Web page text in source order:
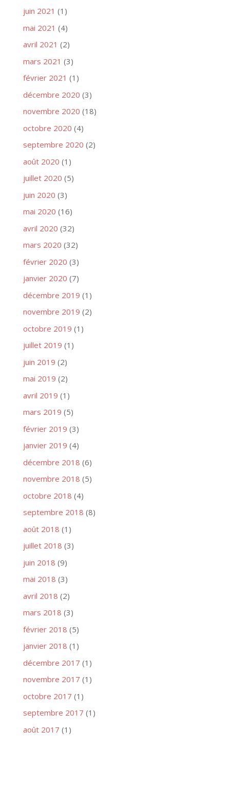
juin 2021 (1)
mai 2021 (4)
avril 2021 (2)
mars 2021 (3)
février 2021 (1)
décembre 2020 (3)
novembre 2020 (18)
octobre 2020 (4)
septembre 2020 (2)
août 2020 (1)
juillet 2020 (5)
juin 2020 (3)
mai 2020 (16)
avril 2020 (32)
mars 2020 (32)
février 2020 (3)
janvier 2020 (7)
décembre 2019 (1)
novembre 2019 (2)
octobre 2019 (1)
juillet 2019 (1)
juin 2019 (2)
mai 2019 (2)
avril 2019 (1)
mars 2019 (5)
février 2019 (3)
janvier 2019 (4)
décembre 2018 (6)
novembre 2018 (5)
octobre 2018 (4)
septembre 2018 (8)
août 2018 (1)
juillet 2018 (3)
juin 2018 (9)
mai 2018 (3)
avril 2018 (2)
mars 2018 (3)
février 2018 (5)
janvier 2018 (1)
décembre 2017 (1)
novembre 2017 (1)
octobre 2017 (1)
septembre 2017 (1)
août 2017 (1)